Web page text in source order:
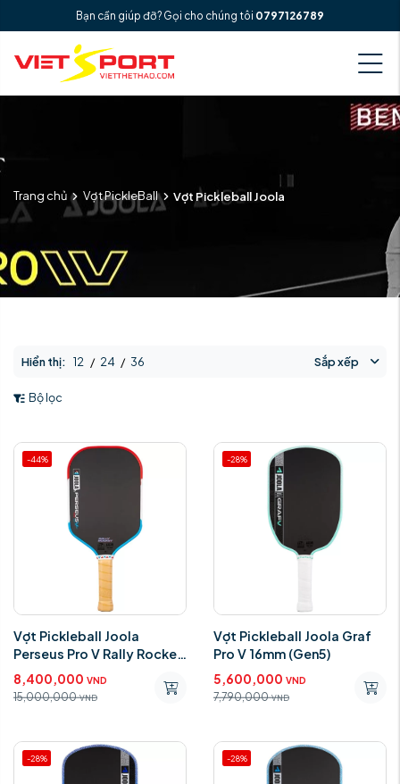
Bạn cần giúp đỡ? Gọi cho chúng tôi 0797126789
Trang chủ Vợt PickleBall Vợt Pickleball Joola
Hiển thị: 12 / 24 / 36 Sắp xếp
Bộ lọc
-44%
Vợt Pickleball Joola
Perseus Pro V Rally Rocket
16mm
8,400,000 VND
15,000,000 VND
-28%
Vợt Pickleball Joola Graf
Pro V 16mm (Gen5)
5,600,000 VND
7,790,000 VND
-28% -28%